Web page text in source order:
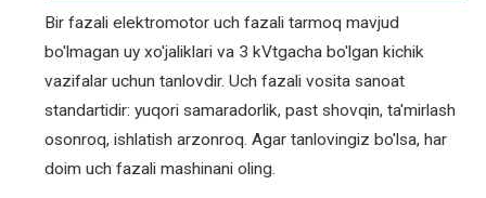
Bir fazali elektromotor uch fazali tarmoq mavjud
bo'lmagan uy xo'jaliklari va 3 kVtgacha bo'lgan kichik
vazifalar uchun tanlovdir. Uch fazali vosita sanoat
standartidir: yuqori samaradorlik, past shovqin, ta'mirlash
osonroq, ishlatish arzonroq. Agar tanlovingiz bo'lsa, har
doim uch fazali mashinani oling.